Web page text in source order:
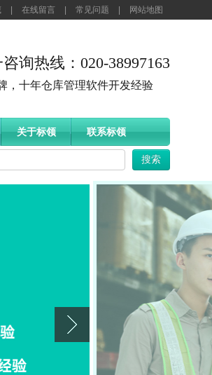
在线留言 常见问题 网站地图
询热线：020-38997163
，十年仓库管理软件开发经验
关于标领 联系标领
搜索